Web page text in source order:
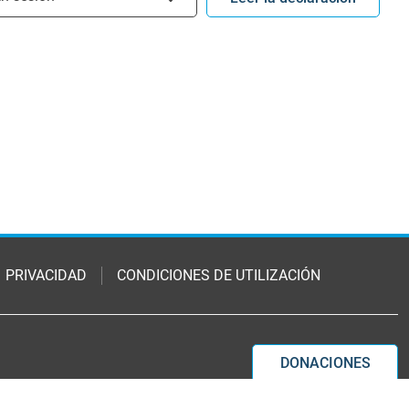
PRIVACIDAD CONDICIONES DE UTILIZACIÓN
DONACIONES